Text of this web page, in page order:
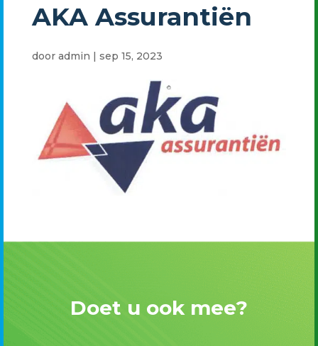
AKA Assurantiën
door admin | sep 15, 2023
Doet u ook mee?